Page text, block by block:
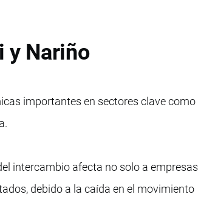
y Nariño
importantes en sectores clave como
intercambio afecta no solo a empresas
debido a la caída en el movimiento